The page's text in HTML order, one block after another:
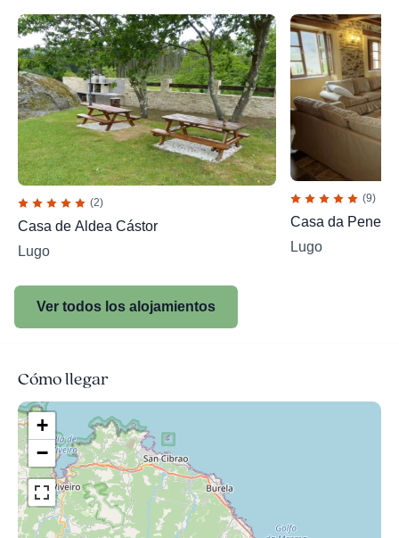
(2)
Casa de Aldea Cástor
Lugo
(9)
Casa da
Lugo
Ver todos los alojamientos
Cómo llegar
+
−